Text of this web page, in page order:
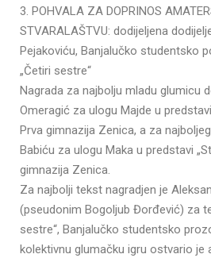
3. POHVALA ZA DOPRINOS
STVARALAŠTVU: dodijeljena
Pejakoviću, Banjalučko studentsko
„Četiri sestre“
Nagrada za najbolju mladu glumicu
Omeragić za ulogu Majde u
Prva gimnazija Zenica, a za
Babiću za ulogu Maka u predstavi
gimnazija Zenica.
Za najbolji tekst nagradjen je
(pseudonim Bogoljub Đorđević) za
sestre“, Banjalučko studentsko
kolektivnu glumačku igru ostvario je